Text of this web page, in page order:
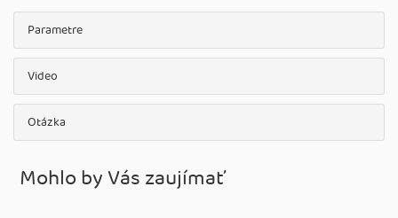
Parametre
Video
Otázka
Mohlo by Vás zaujímať